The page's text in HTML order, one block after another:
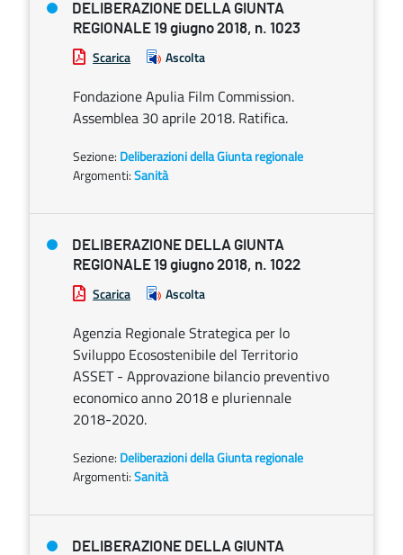
DELIBERAZIONE DELLA GIUNTA
REGIONALE 19 giugno 2018, n. 1023
Scarica Ascolta
Fondazione Apulia Film Commission.
Assemblea 30 aprile 2018. Ratifica.
Sezione: Deliberazioni della Giunta regionale
Argomenti:Sanità
DELIBERAZIONE DELLA GIUNTA
REGIONALE 19 giugno 2018, n. 1022
Scarica Ascolta
Agenzia Regionale Strategica per lo
Sviluppo Ecosostenibile del Territorio
ASSET - Approvazione bilancio preventivo
economico anno 2018 e pluriennale
2018-2020.
Sezione: Deliberazioni della Giunta regionale
Argomenti:Sanità
DELIBERAZIONE DELLA GIUNTA